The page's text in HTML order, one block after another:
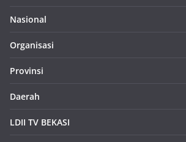
Nasional
Organisasi
Provinsi
Daerah
LDII TV BEKASI